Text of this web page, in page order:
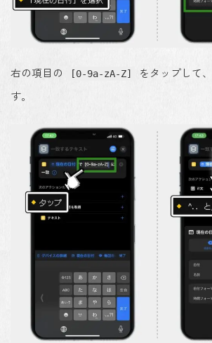
右の項目の [0-9a-zA-Z] をタップして、
す。